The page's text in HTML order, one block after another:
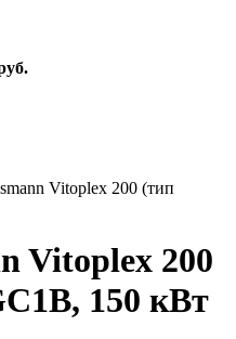
Vitoplex 200 (тип
Vitoplex 200
150 кВт